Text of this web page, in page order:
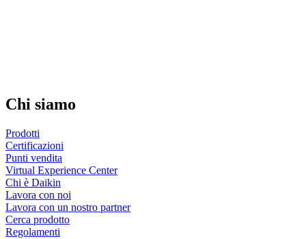
Chi siamo
Prodotti
Certificazioni
Punti vendita
Virtual Experience Center
Chi è Daikin
Lavora con noi
Lavora con un nostro partner
Cerca prodotto
Regolamenti